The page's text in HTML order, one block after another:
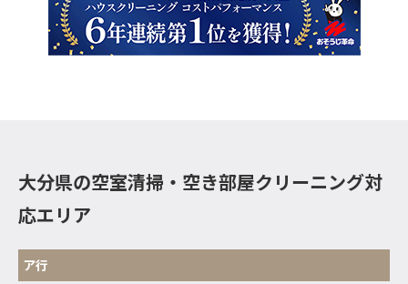
大分県の空室清掃・空き部屋クリーニング対
応エリア
ア行